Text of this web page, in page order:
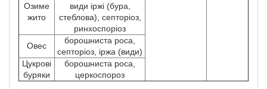
Озиме
жито
види іржі (бура,
стеблова), септоріоз,
ринхоспоріоз
Овес
борошниста роса,
септоріоз, іржа (види)
Цукрові
буряки
борошниста роса,
церкоспороз